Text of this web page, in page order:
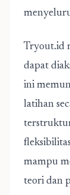
Tryout.id
dapat
ini
latihan
mampu
teori dan